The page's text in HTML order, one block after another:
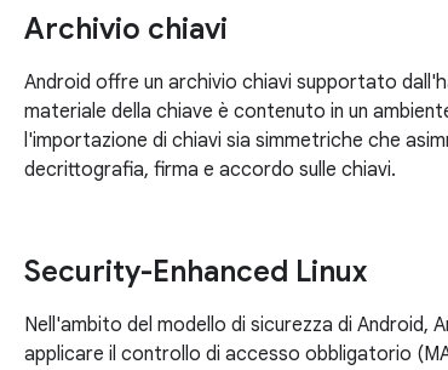
Archivio chiavi
Android offre un archivio chiavi supportato
materiale della chiave è contenuto in un
l'importazione di chiavi sia simmetriche che
decrittografia, firma e accordo sulle chiavi.
Security-Enhanced Linux
Nell'ambito del modello di sicurezza di Android,
applicare il controllo di accesso obbligatorio